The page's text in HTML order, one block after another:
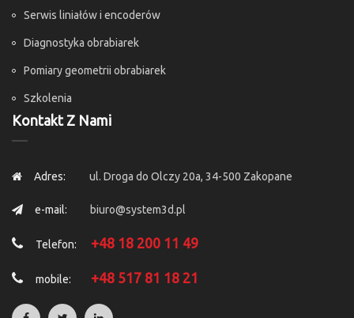
Serwis liniałów i encoderów
Diagnostyka obrabiarek
Pomiary geometrii obrabiarek
Szkolenia
Kontakt Z Nami
Adres: ul. Droga do Olczy 20a, 34-500 Zakopane
e-mail: biuro@system3d.pl
Telefon: +48 18 200 11 49
mobile: +48 517 81 18 21